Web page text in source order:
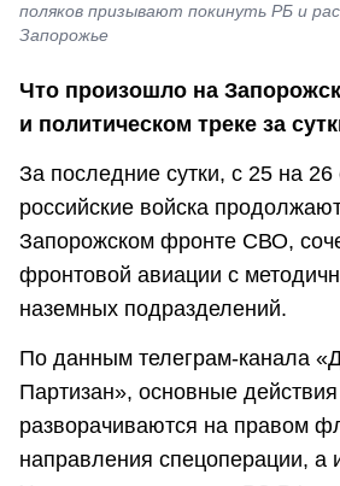
поляков призывают покинуть РБ и
Запорожье
Что произошло на
и политическом треке за
За последние сутки, с 25 на 26
российские войска
Запорожском фронте СВО,
фронтовой авиации с
наземных подразделений.
По данным телеграм-канала
Партизан», основные действия
разворачиваются на правом
направления спецоперации, а